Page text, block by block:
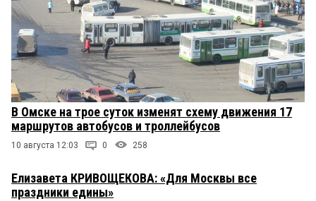
В Омске на трое суток изменят схему движения 17
маршрутов автобусов и троллейбусов
10 августа 12:03 0 258
Елизавета КРИВОЩЕКОВА: «Для Москвы все
праздники едины»